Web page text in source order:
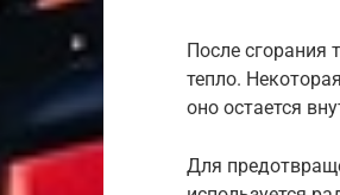
После сгорания
тепло.
оно остается
Для